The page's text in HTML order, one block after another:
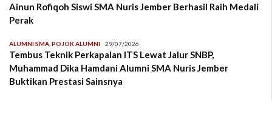
Ainun Rofiqoh Siswi SMA Nuris Jember Berhasil Raih Medali
Perak
ALUMNI SMA POJOK ALUMNI 29/07/2026
Tembus Teknik Perkapalan ITS Lewat Jalur SNBP,
Muhammad Dika Hamdani Alumni SMA Nuris Jember
Buktikan Prestasi Sainsnya